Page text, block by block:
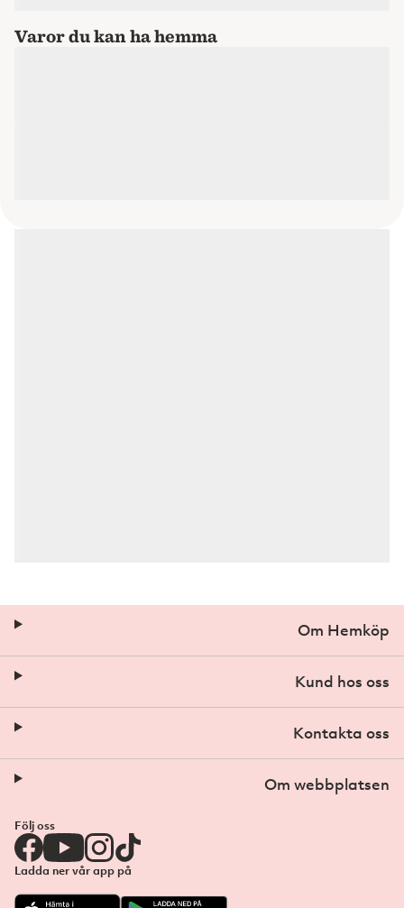
Varor du kan ha hemma
Om Hemköp
Kund hos oss
Kontakta oss
Om webbplatsen
Följ oss
Ladda ner vår app på